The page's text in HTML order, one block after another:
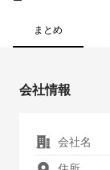
まとめ
会社情報
会社名